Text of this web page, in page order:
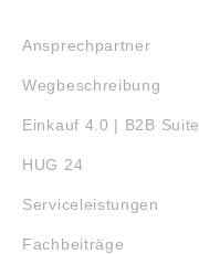
Ansprechpartner
Wegbeschreibung
Einkauf 4.0 | B2B Suite
HUG 24
Serviceleistungen
Fachbeiträge